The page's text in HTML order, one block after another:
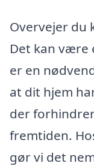
Overvejer du
Det kan være
er en
at dit hjem
der
fremtiden.
gør vi det